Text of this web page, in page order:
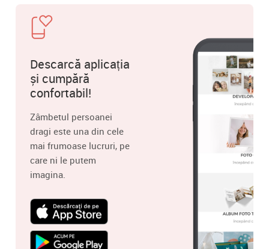
Descarcă aplicația
și cumpără
confortabil!
Zâmbetul persoanei
dragi este una din cele
mai frumoase lucruri, pe
care ni le putem
imagina.